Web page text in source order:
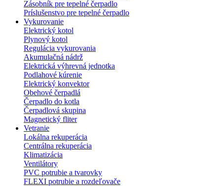
Zásobník pre tepelné čerpadlo
Príslušenstvo pre tepelné čerpadlo
Vykurovanie
Elektrický kotol
Plynový kotol
Regulácia vykurovania
Akumulačná nádrž
Elektrická výhrevná jednotka
Podlahové kúrenie
Elektrický konvektor
Obehové čerpadlá
Čerpadlo do kotla
Čerpadlová skupina
Magnetický fliter
Vetranie
Lokálna rekuperácia
Centrálna rekuperácia
Klimatizácia
Ventilátory
PVC potrubie a tvarovky
FLEXI potrubie a rozdeľovače